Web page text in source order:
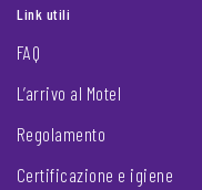
Link utili
FAQ
L’arrivo al Motel
Regolamento
Certificazione e igiene